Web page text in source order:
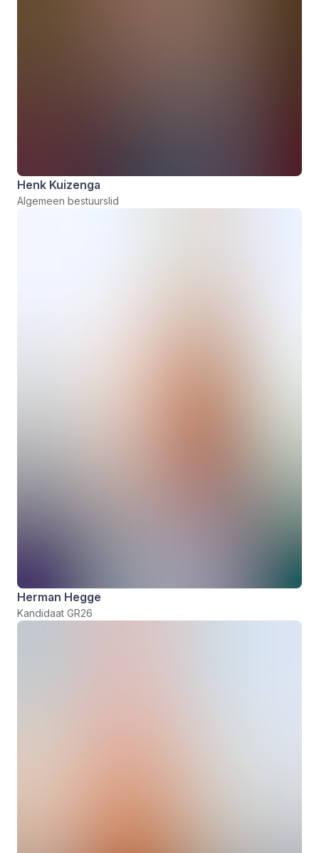
Henk Kuizenga
Algemeen bestuurslid
Herman Hegge
Kandidaat GR26